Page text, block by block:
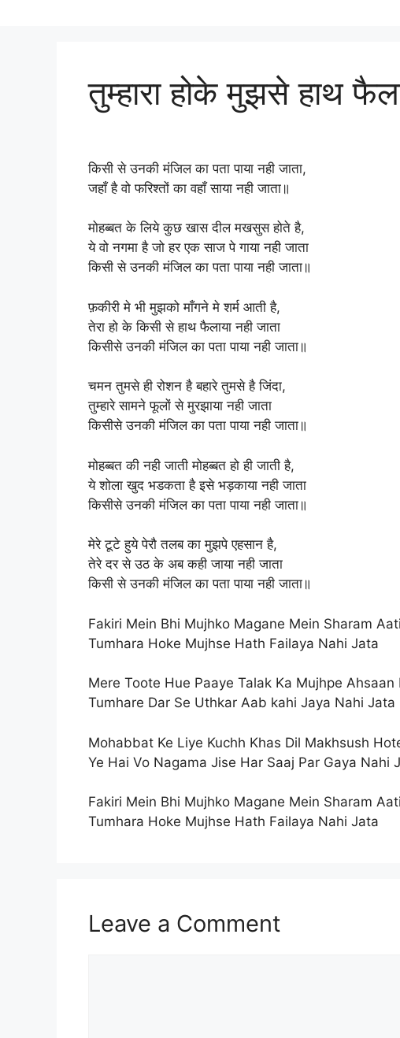
तुम्हारा होके मुझसे हाथ
किसी से उनकी मंजिल का पता पाया नही जाता,
जहाँ है वो फरिश्तों का वहाँ साया नही जाता॥
मोहब्बत के लिये कुछ खास दील मखसुस होते है,
ये वो नगमा है जो हर एक साज पे गाया नही जाता
किसी से उनकी मंजिल का पता पाया नही जाता॥
फ़कीरी मे भी मुझको माँगने मे शर्म आती है,
तेरा हो के किसी से हाथ फैलाया नही जाता
किसीसे उनकी मंजिल का पता पाया नही जाता॥
चमन तुमसे ही रोशन है बहारे तुमसे है जिंदा,
तुम्हारे सामने फूलों से मुरझाया नही जाता
किसीसे उनकी मंजिल का पता पाया नही जाता॥
मोहब्बत की नही जाती मोहब्बत हो ही जाती है,
ये शोला खुद भडकता है इसे भड़काया नही जाता
किसीसे उनकी मंजिल का पता पाया नही जाता॥
मेरे टूटे हुये पेरौ तलब का मुझपे एहसान है,
तेरे दर से उठ के अब कही जाया नही जाता
किसी से उनकी मंजिल का पता पाया नही जाता॥
Fakiri Mein Bhi Mujhko Magane Mein Sharam
Tumhara Hoke Mujhse Hath Failaya Nahi Jata
Mere Toote Hue Paaye Talak Ka Mujhpe Ahsaan
Tumhare Dar Se Uthkar Aab kahi Jaya Nahi Jata
Mohabbat Ke Liye Kuchh Khas Dil Makhsush
Ye Hai Vo Nagama Jise Har Saaj Par Gaya Nahi
Fakiri Mein Bhi Mujhko Magane Mein Sharam
Tumhara Hoke Mujhse Hath Failaya Nahi Jata
Leave a Comment